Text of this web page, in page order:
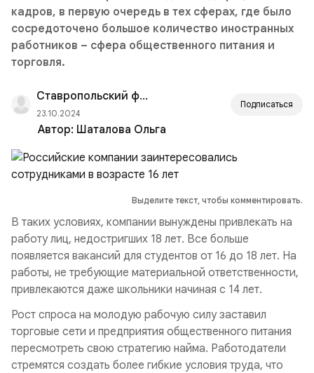
кадров, в первую очередь в тех сферах, где было
сосредоточено большое количество иностранных
работников – сфера общественного питания и
торговля.
Ставропольский филиал РАНХиГС
23.10.2024
Подписаться
Автор: Шаталова Ольга
Выделите текст, чтобы комментировать.
В таких условиях, компании вынуждены привлекать на
работу лиц, недостригших 18 лет. Все больше
появляется вакансий для студентов от 16 до 18 лет. На
работы, не требующие материальной ответственности,
привлекаются даже школьники начиная с 14 лет.
Рост спроса на молодую рабочую силу заставил
торговые сети и предприятия общественного питания
пересмотреть свою стратегию найма. Работодатели
стремятся создать более гибкие условия труда, что